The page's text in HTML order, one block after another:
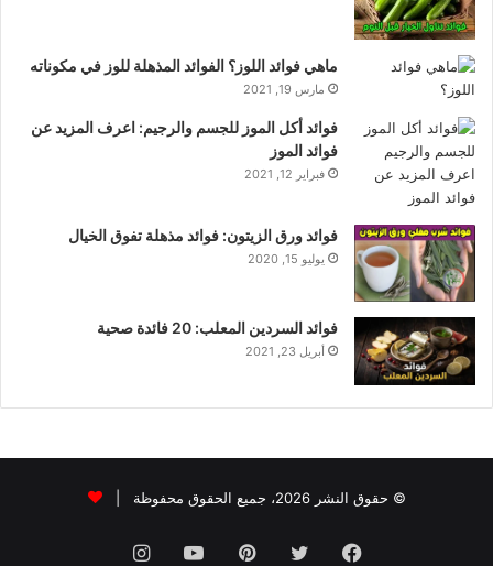
ماهي فوائد اللوز؟ الفوائد المذهلة للوز في مكوناته
مارس 19, 2021
فوائد أكل الموز للجسم والرجيم: اعرف المزيد عن
فوائد الموز
فبراير 12, 2021
فوائد ورق الزيتون: فوائد مذهلة تفوق الخيال
يوليو 15, 2020
فوائد السردين المعلب: 20 فائدة صحية
أبريل 23, 2021
© حقوق النشر 2026، جميع الحقوق محفوظة |
فيسبوك تويتر بينتيريستيوتيوبانستقرام